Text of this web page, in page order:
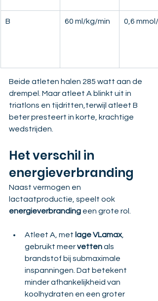
B 60 ml/kg/min 0,6 mmol/
Beide atleten halen 285 watt aan de
drempel. Maar atleet A blinkt uit in
triatlons en tijdritten,terwijl atleet B
beter presteert in korte, krachtige
wedstrijden.
Het verschil in
energieverbranding
Naast vermogen en
lactaatproductie, speelt ook
energieverbranding een grote rol.
Atleet A, met lage VLamax,
gebruikt meer vetten als
brandstof bij submaximale
inspanningen. Dat betekent
minder afhankelijkheid van
koolhydraten en een groter